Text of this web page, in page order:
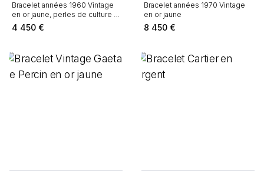
Bracelet années 1960 Vintage
en or jaune, perles de culture et
agate verte
4 450 €
Bracelet années 1970 Vintage
en or jaune
8 450 €